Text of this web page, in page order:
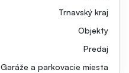
Trnavský kraj
Objekty
Predaj
Garáže a parkovacie miesta